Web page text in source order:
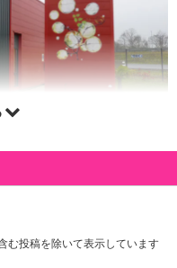
む投稿を除いて表示しています